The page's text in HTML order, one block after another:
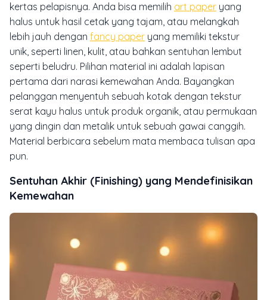
kertas pelapisnya. Anda bisa memilih art paper yang
halus untuk hasil cetak yang tajam, atau melangkah
lebih jauh dengan fancy paper yang memiliki tekstur
unik, seperti linen, kulit, atau bahkan sentuhan lembut
seperti beludru. Pilihan material ini adalah lapisan
pertama dari narasi kemewahan Anda. Bayangkan
pelanggan menyentuh sebuah kotak dengan tekstur
serat kayu halus untuk produk organik, atau permukaan
yang dingin dan metalik untuk sebuah gawai canggih.
Material berbicara sebelum mata membaca tulisan apa
pun.
Sentuhan Akhir (Finishing) yang Mendefinisikan
Kemewahan